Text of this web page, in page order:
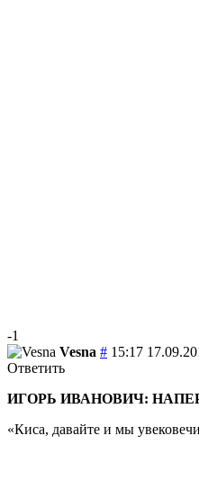
-1
Vesna # 15:17
Ответить
ИГОРЬ ИВАНОВИЧ:
«Киса, давайте и мы